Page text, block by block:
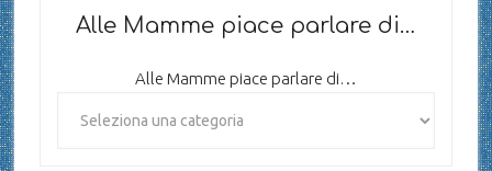
Alle Mamme piace parlare di…
Alle Mamme piace parlare di…